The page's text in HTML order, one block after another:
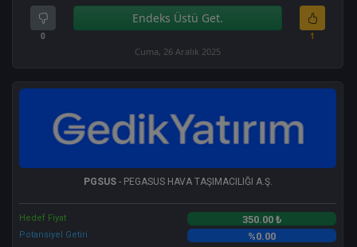
0
Endeks Üstü Get.
1
Cuma, 26 Aralık 2025
PGSUS- PEGASUS HAVA TAŞIMACILIĞI A.Ş.
Hedef Fiyat 350.00 ₺
Potansiyel Getiri %0.00